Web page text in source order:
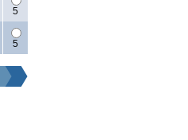
5
5